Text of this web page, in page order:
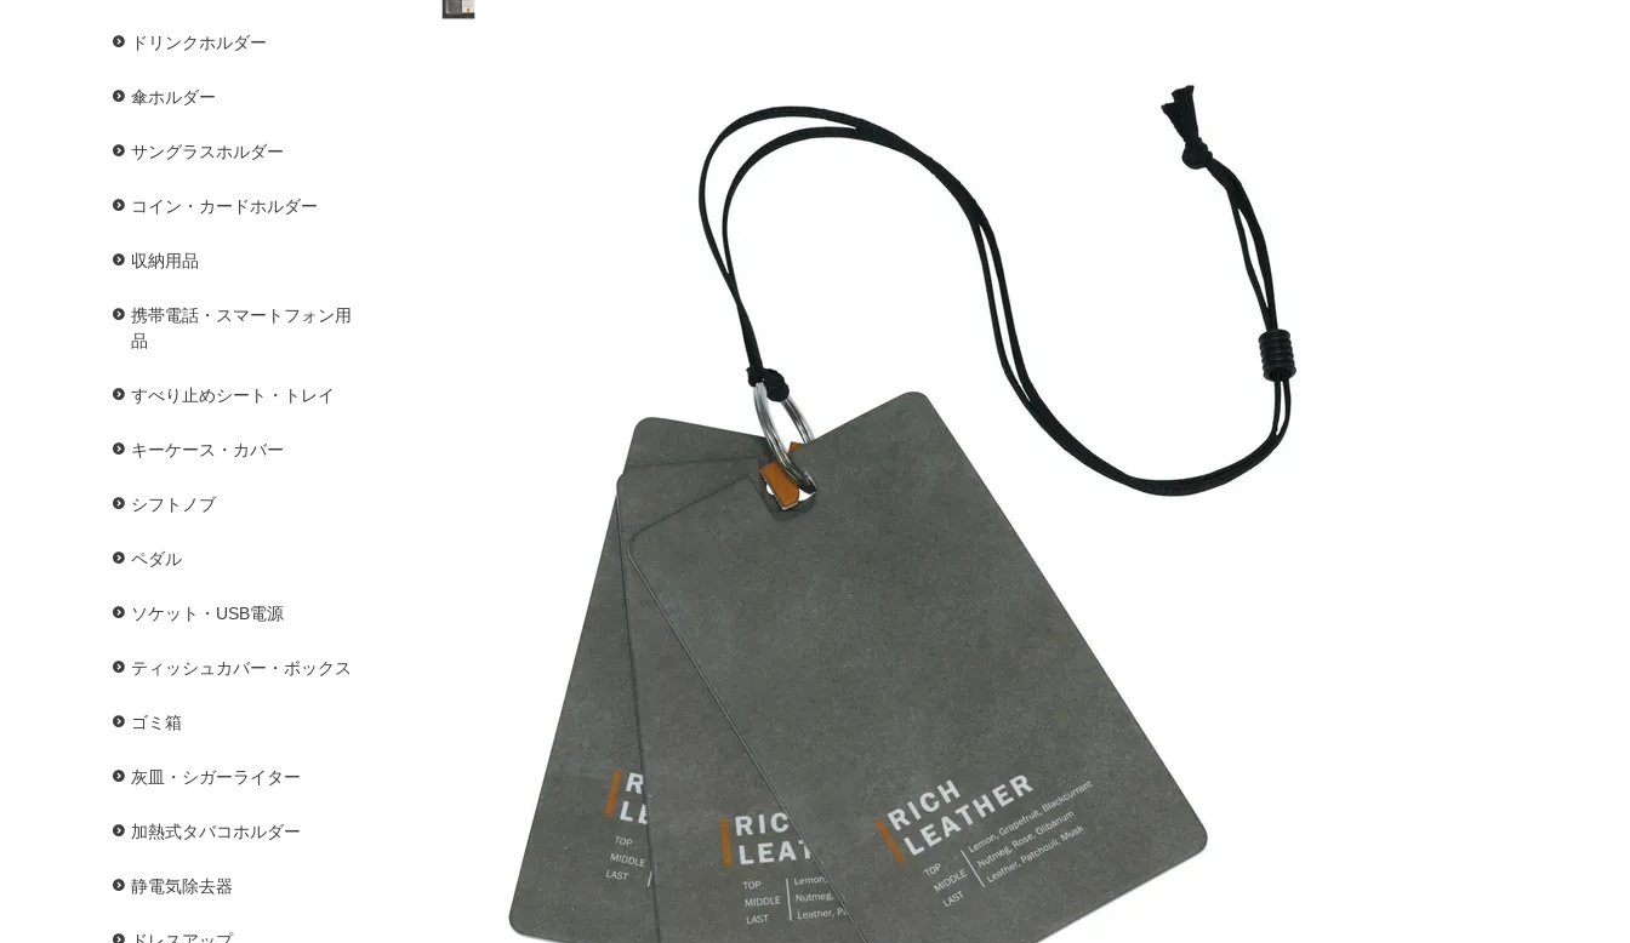
ドリンクホルダー
傘ホルダー
サングラスホルダー
コイン・カードホルダー
収納用品
携帯電話・スマートフォン用
品
すべり止めシート・トレイ
キーケース・カバー
シフトノブ
ペダル
ソケット・USB電源
ティッシュカバー・ボックス
ゴミ箱
灰皿・シガーライター
加熱式タバコホルダー
静電気除去器